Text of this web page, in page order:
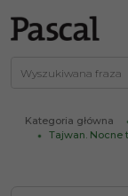
Kategoria główna
Tajwan. Nocne